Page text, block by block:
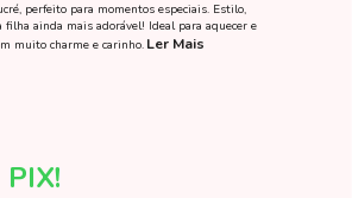
perfeito para momentos especiais. Estilo,
ainda mais adorável! Ideal para aquecer e
muito charme e carinho. Ler Mais